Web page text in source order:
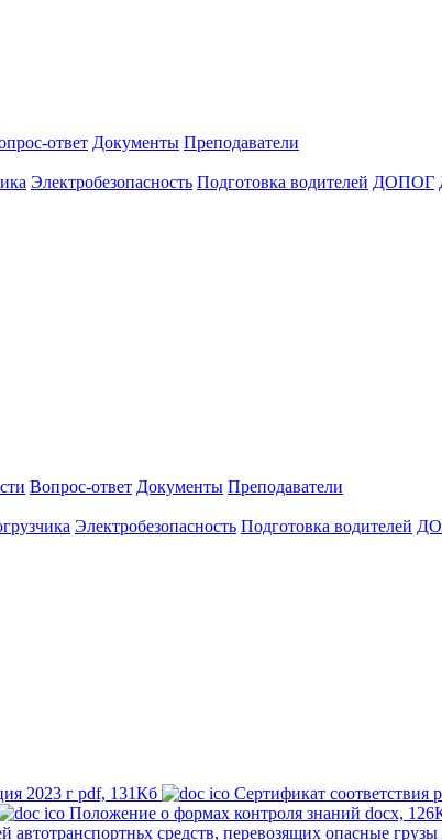
ответ Документы Преподаватели
Электробезопасность Подготовка водителей ДОПОГ
Вопрос-ответ Документы Преподаватели
Электробезопасность Подготовка водителей
2023 г pdf, 131Кб Сертификат соответствия
Положение о формах контроля знаний docx,
автотранспортньх средств, перевозящих опасные грузы